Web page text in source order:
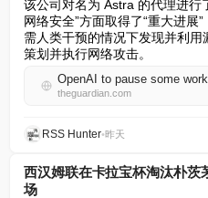
该公司对名为 Astra 的代理进行
网络安全”方面取得了“重大进展
需人类干预的情况下发现并利用
策划并执行网络攻击。
theguardian.com
RSS Hunter•昨天
西汉姆联在卡拉宝杯淘汰朴茨
场